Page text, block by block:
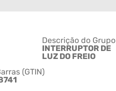
Descrição do Grupo
INTERRUPTOR DE
LUZ DO FREIO
(GTIN)